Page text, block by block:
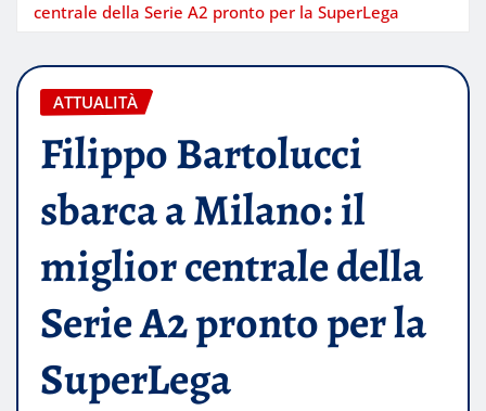
centrale della Serie A2 pronto per la SuperLega
ATTUALITÀ
Filippo Bartolucci
sbarca a Milano: il
miglior centrale della
Serie A2 pronto per la
SuperLega